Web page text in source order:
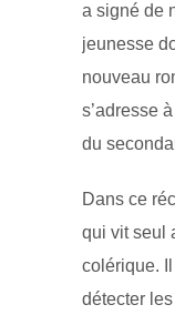
a signé de
jeunesse
nouveau
s’adresse
du
Dans ce
qui vit seul
colérique.
détecter